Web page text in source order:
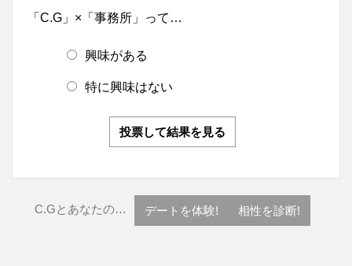
「C.G」×「事務所」って…
興味がある
特に興味はない
投票して結果を見る
C.Gとあなたの… デートを体験! 相性を診断!